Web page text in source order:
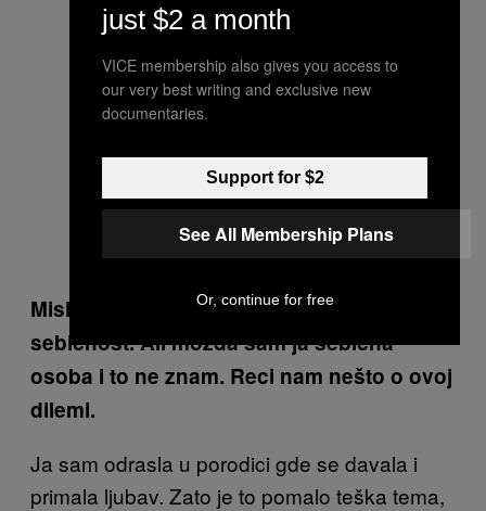
Mislim da je nikada nisam smatrala za
sebičnost. Ali možda sam ja sebična
osoba i to ne znam. Reci nam nešto o ovoj
dilemi.
Ja sam odrasla u porodici gde se davala i
primala ljubav. Zato je to pomalo teška tema,
just $2 a month
VICE membership also gives you access to
our very best writing and exclusive new
documentaries.
Support for $2
See All Membership Plans
Or, continue for free